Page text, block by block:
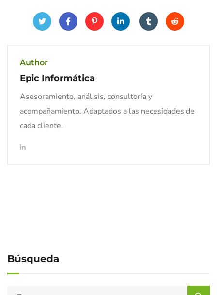
Author
Epic Informática
Asesoramiento, análisis, consultoría y
acompañamiento. Adaptados a las necesidades de
cada cliente.
Búsqueda